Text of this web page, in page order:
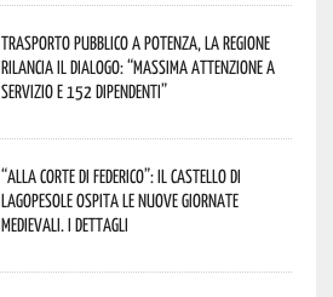
Trasporto pubblico a Potenza, la Regione
rilancia il dialogo: “Massima attenzione a
servizio e 152 dipendenti”
“Alla corte di Federico”: il Castello di
Lagopesole ospita le nuove Giornate
Medievali. I dettagli